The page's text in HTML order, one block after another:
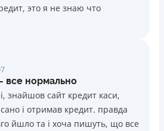
это я не знаю что
все нормально
знайшов сайт кредит каси,
і отримав кредит. правда
йшло та і хоча пишуть, що все